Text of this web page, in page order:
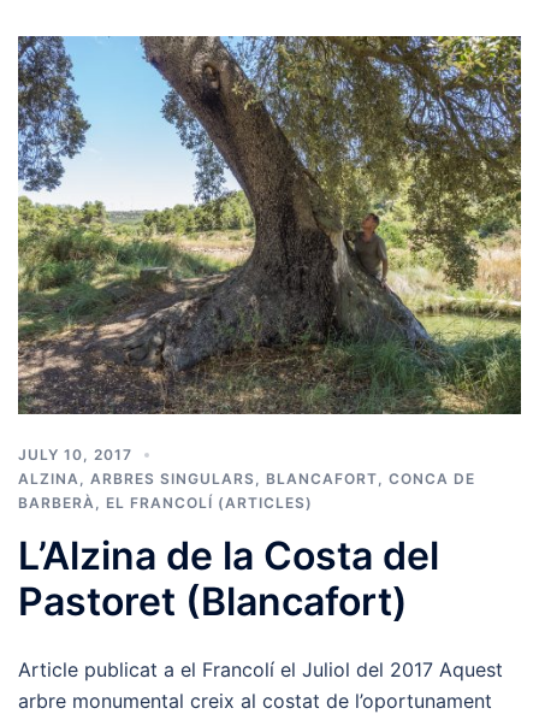
JULY 10, 2017
ALZINA
ARBRES SINGULARS BLANCAFORT
CONCA DE
BARBERÀ
EL FRANCOLÍ (ARTICLES)
L’Alzina de la Costa del
Pastoret (Blancafort)
Article publicat a el Francolí el Juliol del 2017 Aquest
arbre monumental creix al costat de l’oportunament